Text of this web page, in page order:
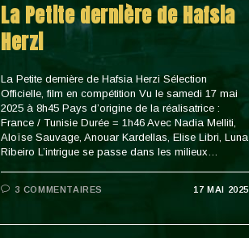
La Petite dernière de Hafsia
Herzi
La Petite dernière de Hafsia Herzi Sélection
Officielle, film en compétition Vu le samedi 17 mai
2025 à 8h45 Pays d’origine de la réalisatrice :
France / Tunisie Durée = 1h46 Avec Nadia Melliti,
Aloïse Sauvage, Anouar Kardellas, Elise Libri, Luna
Ribeiro L’intrigue se passe dans les milieux…
3 COMMENTAIRES 17 MAI 2025